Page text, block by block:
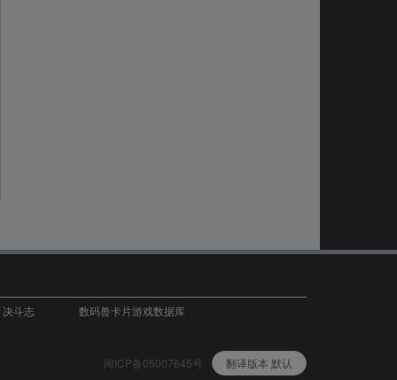
斗志 数码兽卡片游戏数据库
闽ICP备05007645号 翻译版本 默认